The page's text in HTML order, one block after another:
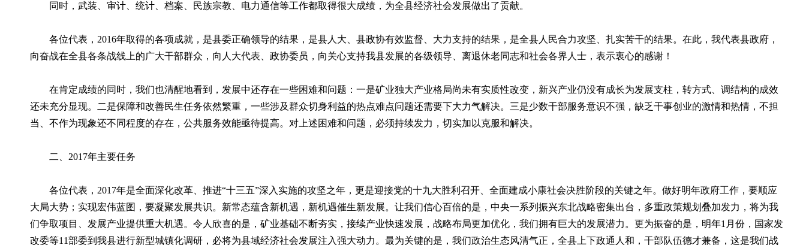
同时，武装、审计、统计、档案、民族宗教、电力通信等工作都取得很大成绩，为全县经济社会发展做出了贡献。
各位代表，2016年取得的各项成就，是县委正确领导的结果，是县人大、县政协有效监督、大力支持的结果，是全县人民合力攻坚、扎实苦干的结果。在此，我代表县政府，
向奋战在全县各条战线上的广大干部群众，向人大代表、政协委员，向关心支持我县发展的各级领导、离退休老同志和社会各界人士，表示衷心的感谢！
在肯定成绩的同时，我们也清醒地看到，发展中还存在一些困难和问题：一是矿业独大产业格局尚未有实质性改变，新兴产业仍没有成长为发展支柱，转方式、调结构的成效
还未充分显现。二是保障和改善民生任务依然繁重，一些涉及群众切身利益的热点难点问题还需要下大力气解决。三是少数干部服务意识不强，缺乏干事创业的激情和热情，不担
当、不作为现象还不同程度的存在，公共服务效能亟待提高。对上述困难和问题，必须持续发力，切实加以克服和解决。
二、2017年主要任务
各位代表，2017年是全面深化改革、推进“十三五”深入实施的攻坚之年，更是迎接党的十九大胜利召开、全面建成小康社会决胜阶段的关键之年。做好明年政府工作，要顺应
大局大势；实现宏伟蓝图，要凝聚发展共识。新常态蕴含新机遇，新机遇催生新发展。让我们信心百倍的是，中央一系列振兴东北战略密集出台，多重政策规划叠加发力，将为我
们争取项目、发展产业提供重大机遇。令人欣喜的是，矿业基础不断夯实，接续产业快速发展，战略布局更加优化，我们拥有巨大的发展潜力。更为振奋的是，明年1月份，国家发
改委等11部委到我县进行新型城镇化调研，必将为县域经济社会发展注入强大动力。最为关键的是，我们政治生态风清气正，全县上下政通人和，干部队伍德才兼备，这是我们战